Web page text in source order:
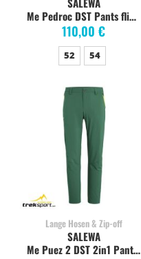
Me Pedroc DST Pants flint stone
110,00 €
52 54
Lange Hosen & Zip-off
Me Puez 2 DST 2in1 Pants myrtle
SALEWA